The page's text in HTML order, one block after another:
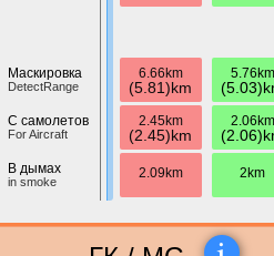
Маскировка
DetectRange
С самолетов
For Aircraft
В дымах
in smoke
6.66km
(5.81)km
2.45km
(2.45)km
2.09km
5.76km
2.06km
2km